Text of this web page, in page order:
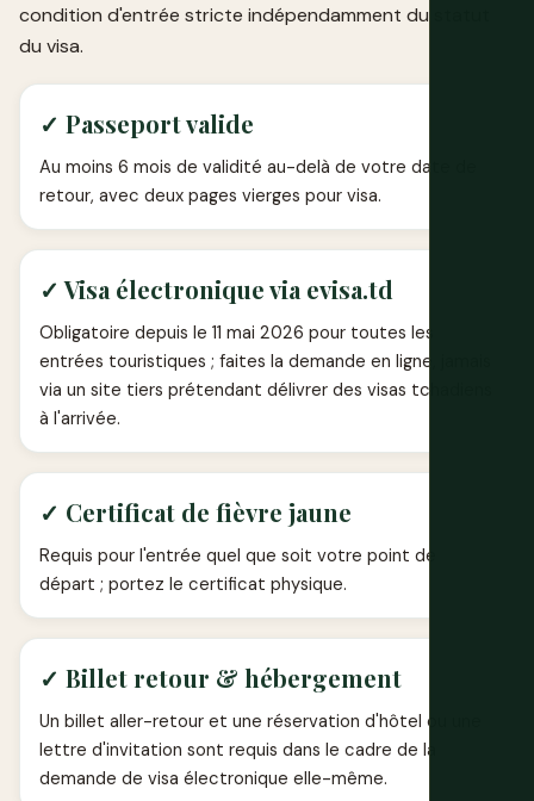
condition d'entrée stricte indépendamment du statut
du visa.
✓ Passeport valide
Au moins 6 mois de validité au-delà de votre date de
retour, avec deux pages vierges pour visa.
✓ Visa électronique via evisa.td
Obligatoire depuis le 11 mai 2026 pour toutes les
entrées touristiques ; faites la demande en ligne, jamais
via un site tiers prétendant délivrer des visas tchadiens
à l'arrivée.
✓ Certificat de fièvre jaune
Requis pour l'entrée quel que soit votre point de
départ ; portez le certificat physique.
✓ Billet retour & hébergement
Un billet aller-retour et une réservation d'hôtel ou une
lettre d'invitation sont requis dans le cadre de la
demande de visa électronique elle-même.